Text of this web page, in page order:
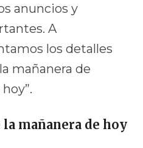
anuncios y
A
los detalles
mañanera de
la mañanera de hoy